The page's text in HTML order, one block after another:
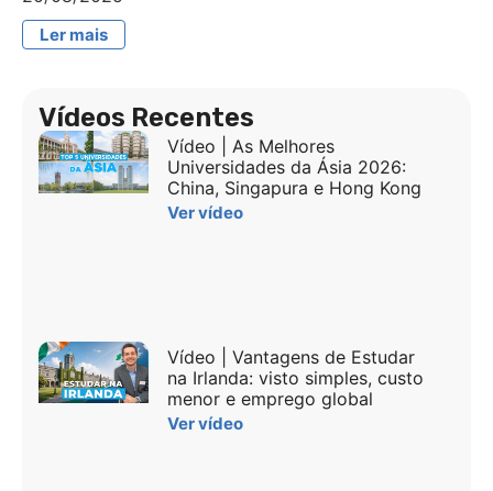
Ler mais
Vídeos Recentes
Vídeo | As Melhores
Universidades da Ásia 2026:
China, Singapura e Hong Kong
Ver vídeo
Vídeo | Vantagens de Estudar
na Irlanda: visto simples, custo
menor e emprego global
Ver vídeo